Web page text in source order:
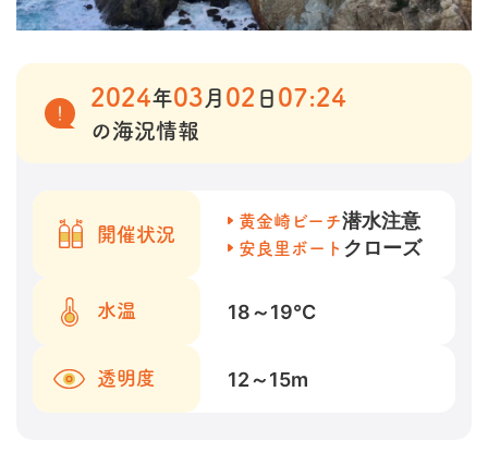
2024年03 月 02 日 07:24
の海況情報
開催状況
黄金崎ビーチ潜水注意
安良里ボート クローズ
水温 18～19℃
透明度 12～15m